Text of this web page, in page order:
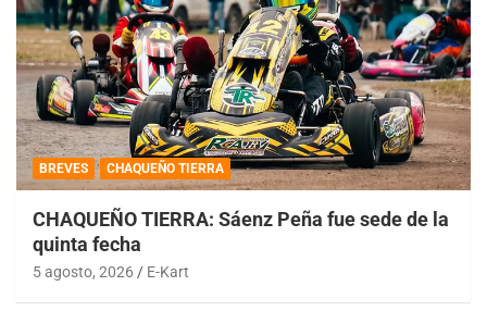
BREVES CHAQUEÑO TIERRA
CHAQUEÑO TIERRA: Sáenz Peña fue sede de la
quinta fecha
5 agosto, 2026 E-Kart